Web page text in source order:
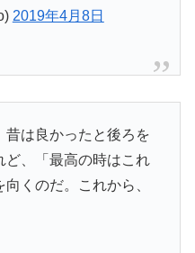
2019年4月8日
昔は良かったと後ろを
ど、「最高の時はこれ
くのだ。これから、